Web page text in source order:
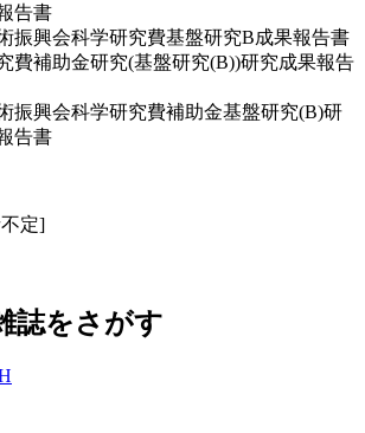
告書
振興会科学研究費基盤研究B成果報告書
費補助金研究(基盤研究(B))研究成果報告
振興会科学研究費補助金基盤研究(B)研
告書
定]
誌をさがす